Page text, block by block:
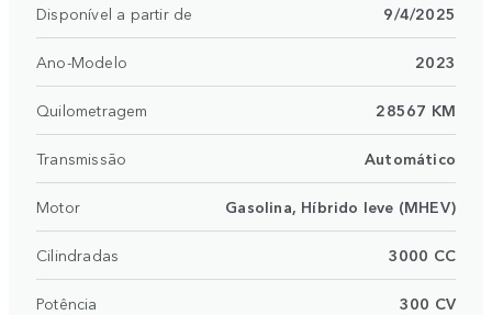
Disponível a partir de 9/4/2025
Ano-Modelo 2023
Quilometragem 28567 KM
Transmissão Automático
Motor Gasolina, Híbrido leve (MHEV)
Cilindradas 3000 CC
Potência 300 CV